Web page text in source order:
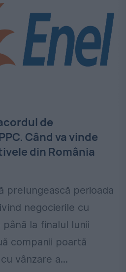
de
Când va vinde
din România
prelungească perioada
negocierile cu
la finalul lunii
companii poartă
vânzare a...